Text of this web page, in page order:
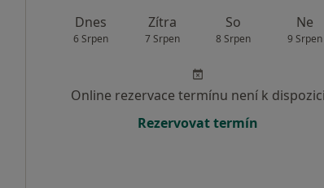
Dnes
6 Srpen
Zítra
7 Srpen
So
8 Srpen
Ne
9 Srpen
Online rezervace termínu není k dispozici
Rezervovat termín